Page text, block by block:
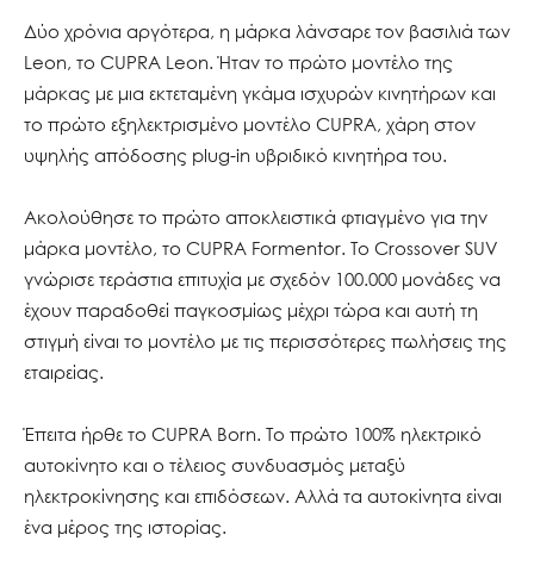
Δύο χρόνια αργότερα, η μάρκα λάνσαρε τον βασιλιά των
Leon, το CUPRA Leon. Ήταν το πρώτο μοντέλο της
μάρκας με μια εκτεταμένη γκάμα ισχυρών κινητήρων και
το πρώτο εξηλεκτρισμένο μοντέλο CUPRA, χάρη στον
υψηλής απόδοσης plug-in υβριδικό κινητήρα του.
Ακολούθησε το πρώτο αποκλειστικά φτιαγμένο για την
μάρκα μοντέλο, το CUPRA Formentor. Το Crossover SUV
γνώρισε τεράστια επιτυχία με σχεδόν 100.000 μονάδες να
έχουν παραδοθεί παγκοσμίως μέχρι τώρα και αυτή τη
στιγμή είναι το μοντέλο με τις περισσότερες πωλήσεις της
εταιρείας.
Έπειτα ήρθε το CUPRA Born. Το πρώτο 100% ηλεκτρικό
αυτοκίνητο και ο τέλειος συνδυασμός μεταξύ
ηλεκτροκίνησης και επιδόσεων. Αλλά τα αυτοκίνητα είναι
ένα μέρος της ιστορίας.